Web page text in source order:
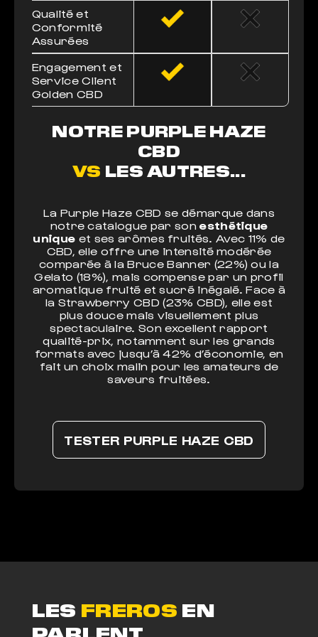
Qualité et
Conformité
Assurées
Engagement et
Service Client
Golden CBD
NOTRE PURPLE HAZE
CBD
VS LES AUTRES...
La Purple Haze CBD se démarque dans
notre catalogue par sonesthétique
unique et ses arômes fruités. Avec 11% de
CBD, elle offre une intensité modérée
comparée à la Bruce Banner (22%) ou la
Gelato (18%), mais compense par un profil
aromatique fruité et sucré inégalé. Face à
la Strawberry CBD (23% CBD), elle est
plus douce mais visuellement plus
spectaculaire. Son excellent rapport
qualité-prix, notamment sur les grands
formats avec jusqu’à 42% d’économie, en
fait un choix malin pour les amateurs de
saveurs fruitées.
TESTER PURPLE HAZE CBD
LES FREROS EN
PARLENT